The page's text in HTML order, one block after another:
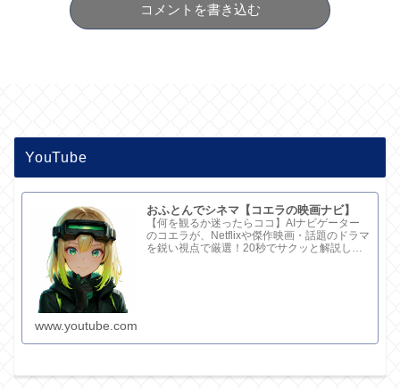
コメントを書き込む
YouTube
おふとんでシネマ【コエラの映画ナビ】
【何を観るか迷ったらココ】AIナビゲーター
のコエラが、Netflixや傑作映画・話題のドラマ
を鋭い視点で厳選！20秒でサクッと解説して
www.youtube.com